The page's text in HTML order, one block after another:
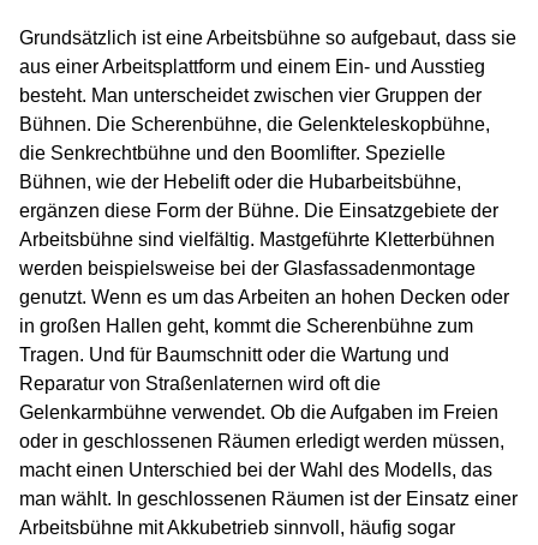
Grundsätzlich ist eine Arbeitsbühne so aufgebaut, dass sie
aus einer Arbeitsplattform und einem Ein- und Ausstieg
besteht. Man unterscheidet zwischen vier Gruppen der
Bühnen. Die Scherenbühne, die Gelenkteleskopbühne,
die Senkrechtbühne und den Boomlifter. Spezielle
Bühnen, wie der Hebelift oder die Hubarbeitsbühne,
ergänzen diese Form der Bühne. Die Einsatzgebiete der
Arbeitsbühne sind vielfältig. Mastgeführte Kletterbühnen
werden beispielsweise bei der Glasfassadenmontage
genutzt. Wenn es um das Arbeiten an hohen Decken oder
in großen Hallen geht, kommt die Scherenbühne zum
Tragen. Und für Baumschnitt oder die Wartung und
Reparatur von Straßenlaternen wird oft die
Gelenkarmbühne verwendet. Ob die Aufgaben im Freien
oder in geschlossenen Räumen erledigt werden müssen,
macht einen Unterschied bei der Wahl des Modells, das
man wählt. In geschlossenen Räumen ist der Einsatz einer
Arbeitsbühne mit Akkubetrieb sinnvoll, häufig sogar